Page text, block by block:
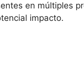
en múltiples
impacto.